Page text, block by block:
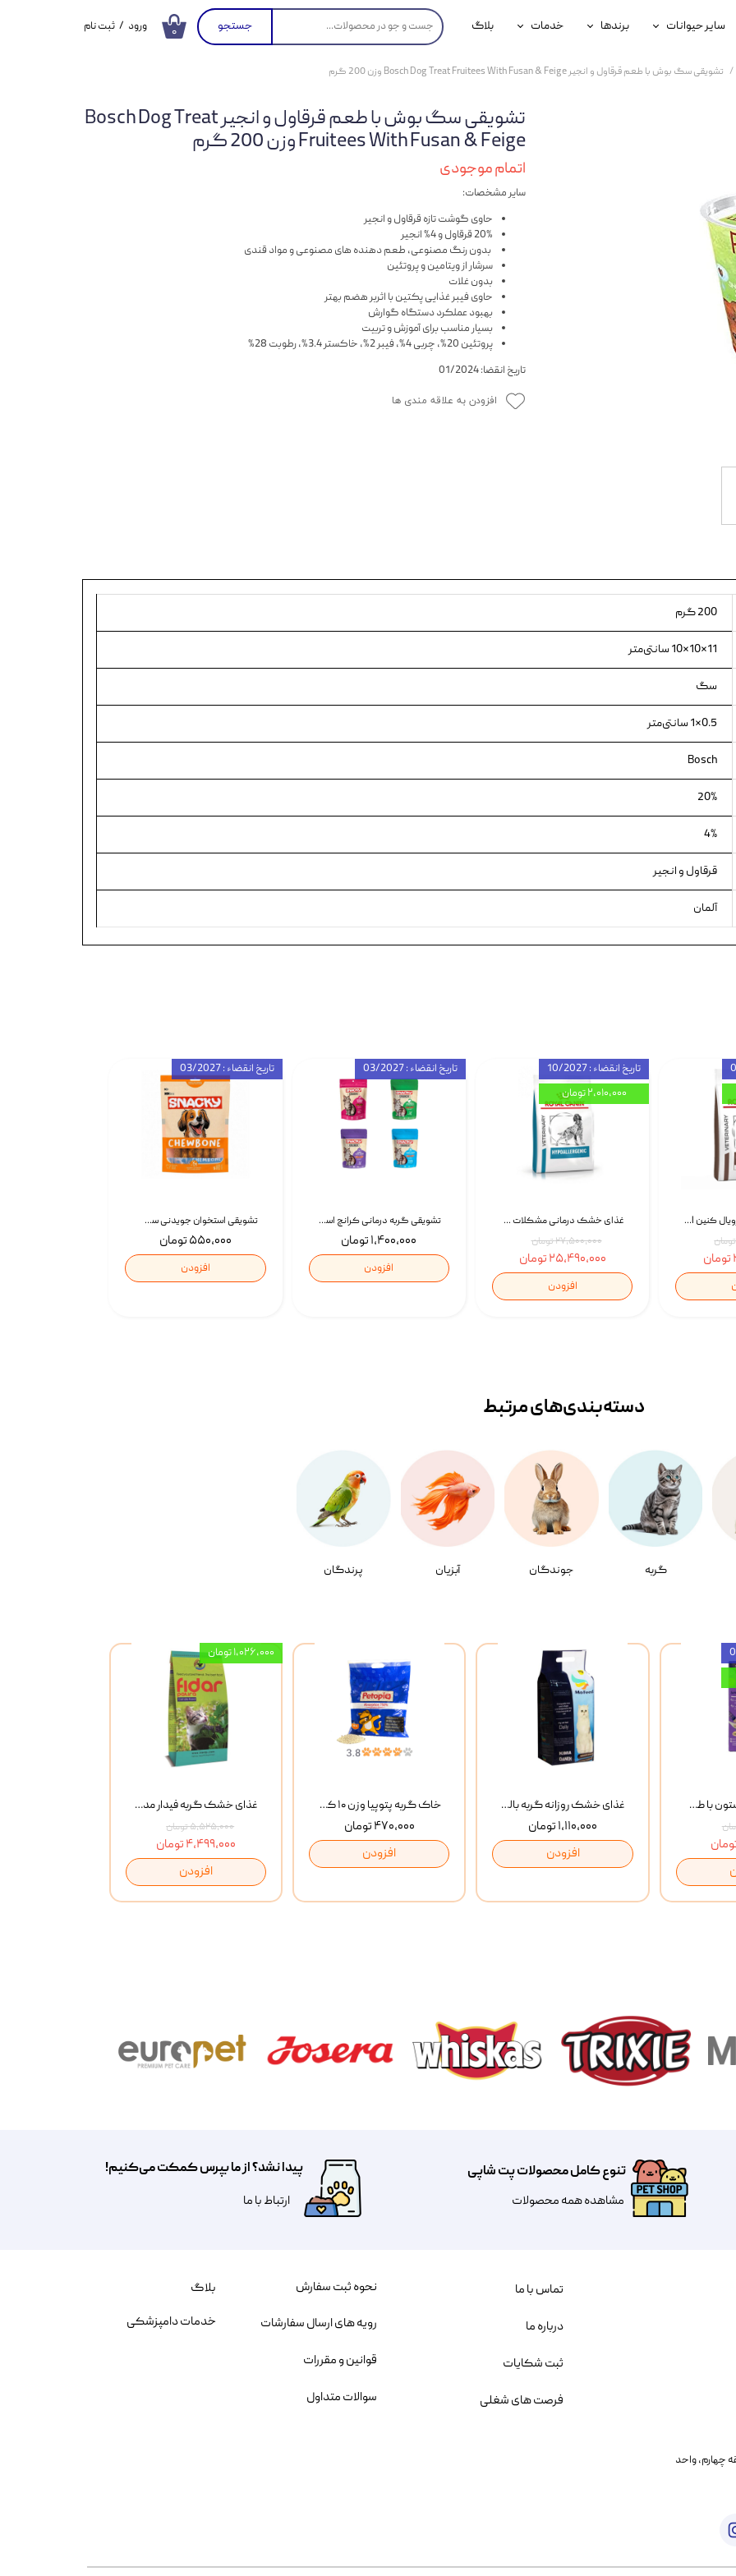
۰ جستجو سایر حیوانات
محصولات پرندگان
برندها
جوسرا
خدمات
خدمات آنلاین دامپزشکی
بلاگ ورود / ثبت نام
سفارشات
تشویقی سگ بوش با طعم قرقاول و انجیر Bosch Dog Treat Fruitees With Fusan & Feige وزن 200 گرم
تشویقی سگ بوش با طعم قرقاول و انجیر Bosch Dog Treat
Fruitees With Fusan & Feige وزن 200 گرم
اتمام موجودی
سایر مشخصات:
حاوی گوشت تازه قرقاول و انجیر
20% قرقاول و 4% انجیر
بدون رنگ مصنوعی، طعم دهنده های مصنوعی و مواد قندی
سرشار از ویتامین و پروتئین
بدون غلات
حاوی فیبر غذایی پکتین با اثربر هضم بهتر
بهبود عملکرد دستگاه گوارش
بسیار مناسب برای آموزش و تربیت
پروتئین 20%، چربی 4%، فیبر 2%، خاکستر 3.4%، رطوبت 28%
تاریخ انقضا: 01/2024
افزودن به علاقه مندی ها
200 گرم
11×10×10 سانتی‌متر
سگ
0.5×1 سانتی‌متر
Bosch
20%
4%
قرقاول و انجیر
آلمان
تشویقی استخوان جویدنی سگ اسنکی کرانچی با طعم مرغ Snacky Crunchy Munchy وزن 100 گرم
۵۵۰,۰۰۰ تومان
افزودن
تاریخ انقضاء : 03/2027
تشویقی گربه درمانی کرانچ اسنکی با طعم میکس Snacky Crunch Cat Treats وزن 60 گرم بسته 4 عددی
۱,۴۰۰,۰۰۰ تومان
افزودن
تاریخ انقضاء : 03/2027
غذای خشک درمانی مشکلات گوارشی سگ رویال کنین Royal Canin Hypoallergenic وزن 7 کیلوگرم | پت استوک
۲۷,۵۰۰,۰۰۰ تومان
۲۵,۴۹۰,۰۰۰ تومان
افزودن
تاریخ انقضاء : 10/2027
۲,۰۱۰,۰۰۰ تومان
غذای خشک سگ رویال کنین Royal Canin Gastrointestinal وزن 7.5 کیلوگرم | پت استوک
گربه جوندگان آبزیان پرندگان
دسته‌بندی‌‌های مرتبط
غذای خشک گربه فیدار مدل Adult وزن 10 کیلوگرم
۵,۵۲۵,۰۰۰ تومان
۴,۴۹۹,۰۰۰ تومان
افزودن
۱,۰۲۶,۰۰۰ تومان
خاک گربه پتوپیا وزن ۱۰ کیلوگرم
۴۷۰,۰۰۰ تومان
افزودن
غذای خشک روزانه گربه بالغ مفید MoFeed Adult Daily Cat Food وزن 2 کیلوگرم
۱,۱۱۰,۰۰۰ تومان
افزودن
بستنی گربه وینستون با طعم مرغ و ماهی Winstone Chicken & Fish بسته 8 عددی
تنوع کامل محصولات پت شاپی
مشاهده همه محصولات
پیدا نشد؟ از ما بپرس کمکت می‌کنیم!
​​​ارتباط با ما
خیابان بنی هاشم پلاک ۲۰۲ ، طبقه چهارم، واحد
نحوه ثبت سفارش
رویه های ارسال سفارشات
قوانین و مقررات
سوالات متداول
تماس با ما
درباره ما
ثبت شکایات
فرصت های شغلی
بلاگ
خدمات دامپزشکی